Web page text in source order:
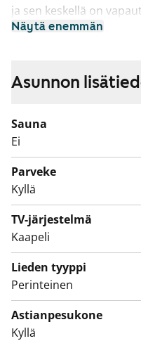
ja sen keskellä on
Tulisitko katsomaan?
muodostama viihtyisä
Makuuhuone on varsin
sisustamista helpottaa
vaatehuoneeseen.
Asuinhuoneissa on
kaakeloitu.
pakastinkaappi,
astianpesukone.
Miten on, sopisiko
etelään kohti
Näytä enemmän
Asunnon
Sauna
Ei
Parveke
Kyllä
TV-järjestelmä
Kaapeli
Lieden tyyppi
Perinteinen
Astianpesukone
Kyllä